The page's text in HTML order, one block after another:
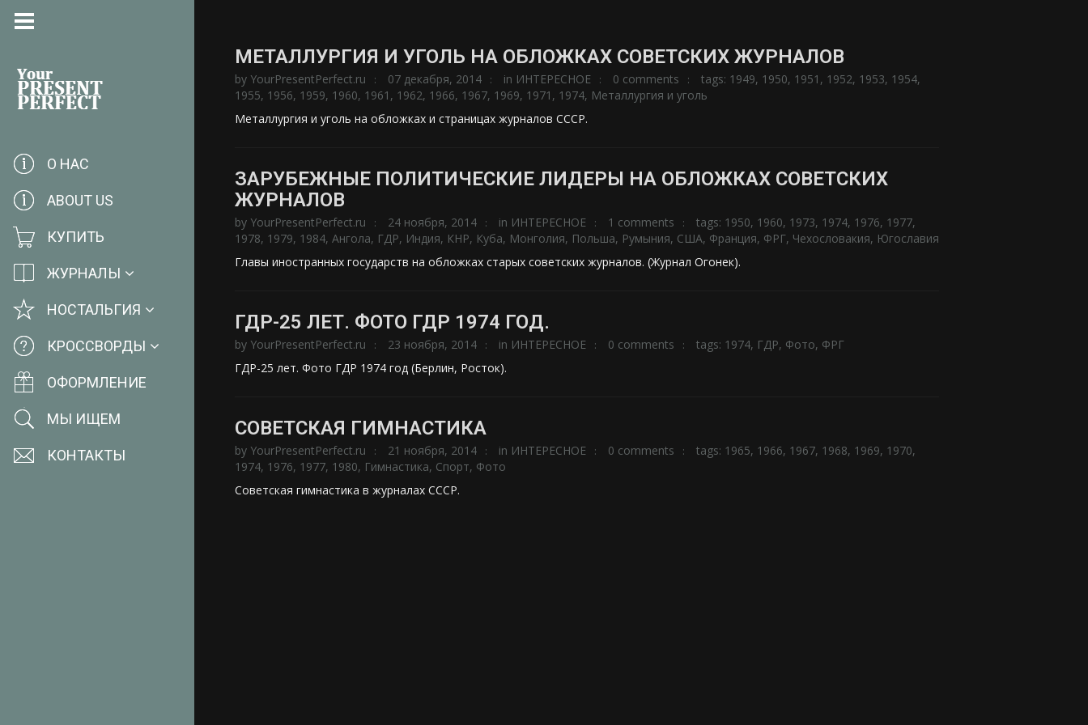
О НАС
ABOUT US
КУПИТЬ
ЖУРНАЛЫ
НОСТАЛЬГИЯ
КРОССВОРДЫ
ОФОРМЛЕНИЕ
МЫ ИЩЕМ
КОНТАКТЫ
МЕТАЛЛУРГИЯ И УГОЛЬ НА ОБЛОЖКАХ СОВЕТСКИХ ЖУРНАЛОВ
by YourPresentPerfect.ru 07 декабря, 2014 in ИНТЕРЕСНОЕ 0 comments tags: 1949, 1950, 1951 , 1952, 1953, 1954,
1955, 1956, 1959, 1960, 1961 , 1962, 1966, 1967, 1969, 1971 , 1974, Металлургия и уголь
Металлургия и уголь на обложках и страницах журналов СССР.
ЗАРУБЕЖНЫЕ ПОЛИТИЧЕСКИЕ ЛИДЕРЫ НА ОБЛОЖКАХ СОВЕТСКИХ
ЖУРНАЛОВ
by YourPresentPerfect.ru 24 ноября, 2014 in ИНТЕРЕСНОЕ 1 comments tags: 1950, 1960, 1973, 1974, 1976, 1977,
1978, 1979, 1984, Ангола, ГДР, Индия, КНР, Куба, Монголия, Польша, Румыния, США, Франция, ФРГ, Чехословакия, Югославия
Главы иностранных государств на обложках старых советских журналов. (Журнал Огонек).
ГДР-25 ЛЕТ. ФОТО ГДР 1974 ГОД.
by YourPresentPerfect.ru 23 ноября, 2014 in ИНТЕРЕСНОЕ 0 comments tags: 1974, ГДР, Фото, ФРГ
ГДР-25 лет. Фото ГДР 1974 год (Берлин, Росток).
СОВЕТСКАЯ ГИМНАСТИКА
by YourPresentPerfect.ru 21 ноября, 2014 in ИНТЕРЕСНОЕ 0 comments tags: 1965, 1966, 1967, 1968, 1969, 1970,
1974, 1976, 1977, 1980, Гимнастика, Спорт, Фото
Советская гимнастика в журналах СССР.